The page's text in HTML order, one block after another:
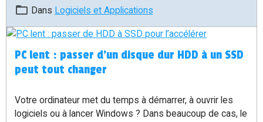
Dans Logiciels et Applications
PC lent : passer d’un disque dur HDD à un SSD
peut tout changer
Votre ordinateur met du temps à démarrer, à ouvrir les
logiciels ou à lancer Windows ? Dans beaucoup de cas, le